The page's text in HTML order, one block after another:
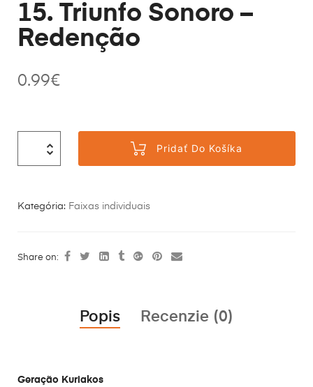
15. Triunfo Sonoro –
Redenção
0.99€
Pridať Do Košíka
Kategória: Faixas individuais
Share on:
Popis Recenzie (0)
Geração Kuriakos